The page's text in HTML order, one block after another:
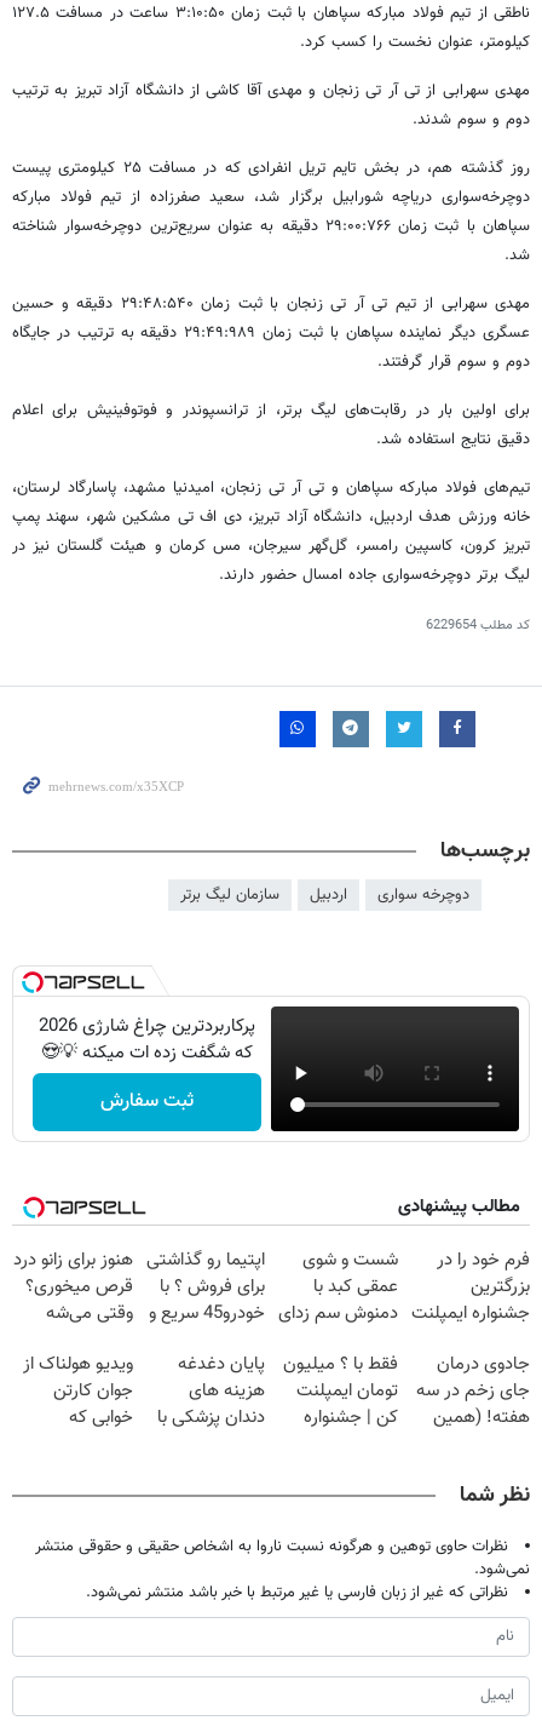
ناطقی از تیم فولاد مبارکه سپاهان با ثبت زمان ۳:۱۰:۵۰ ساعت در مسافت ۱۲۷.۵
کیلومتر، عنوان نخست را کسب کرد.
مهدی سهرابی از تی آر تی زنجان و مهدی آقا کاشی از دانشگاه آزاد تبریز به ترتیب
دوم و سوم شدند.
روز گذشته هم، در بخش تایم تریل انفرادی که در مسافت ۲۵ کیلومتری پیست
دوچرخه‌سواری دریاچه شورابیل برگزار شد، سعید صفرزاده از تیم فولاد مبارکه
سپاهان با ثبت زمان ۲۹:۰۰:۷۶۶ دقیقه به عنوان سریع‌ترین دوچرخه‌سوار شناخته
شد.
مهدی سهرابی از تیم تی آر تی زنجان با ثبت زمان ۲۹:۴۸:۵۴۰ دقیقه و حسین
عسگری دیگر نماینده سپاهان با ثبت زمان ۲۹:۴۹:۹۸۹ دقیقه به ترتیب در جایگاه
دوم و سوم قرار گرفتند.
برای اولین بار در رقابت‌های لیگ برتر، از ترانسپوندر و فوتوفینیش برای اعلام
دقیق نتایج استفاده شد.
تیم‌های فولاد مبارکه سپاهان و تی آر تی زنجان، امیدنیا مشهد، پاسارگاد لرستان،
خانه ورزش هدف اردبیل، دانشگاه آزاد تبریز، دی اف تی مشکین شهر، سهند پمپ
تبریز کرون، کاسپین رامسر، گل‌گهر سیرجان، مس کرمان و هیئت گلستان نیز در
لیگ برتر دوچرخه‌سواری جاده امسال حضور دارند.
کد مطلب6229654
برچسب‌ها
دوچرخه سواری اردبیل سازمان لیگ برتر
پرکاربردترین چراغ شارژی 2026
که شگفت زده ات میکنه 💡😍
ثبت سفارش
مطالب پیشنهادی
فرم خود را در
بزرگترین
جشنواره ایمپلنت
فقط ۲۵ میلیون
شست و شوی
عمقی کبد با
دمنوش سم زدای
اپتیما رو گذاشتی
برای فروش ؟ با
خودرو45 سریع و
هنوز برای زانو درد
قرص میخوری؟
وقتی می‌شه
درمانش کرد؟؟؟؟
جادوی درمان
جای زخم در سه
هفته! (همین
فقط با ؟ میلیون
تومان ایمپلنت
کن | جشنواره
پایان دغدغه
هزینه های
دندان پزشکی با
ویدیو هولناک از
جوان کارتن
خوابی که
نظر شما
نظرات حاوی توهین و هرگونه نسبت ناروا به اشخاص حقیقی و حقوقی منتشر
نمی‌شود.
نظراتی که غیر از زبان فارسی یا غیر مرتبط با خبر باشد منتشر نمی‌شود.